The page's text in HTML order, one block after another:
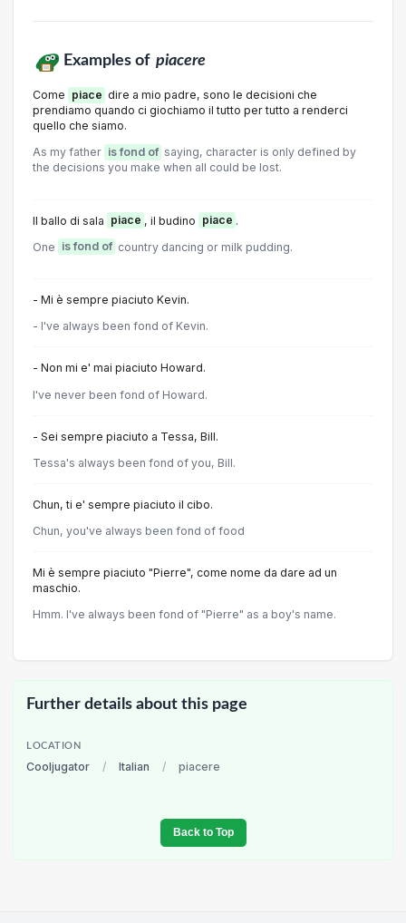
Examples of piacere
Come piace dire a mio padre, sono le decisioni che
prendiamo quando ci giochiamo il tutto per tutto a renderci
quello che siamo.
As my father is fond of saying, character is only defined by
the decisions you make when all could be lost.
Il ballo di sala piace , il budino piace .
One is fond of country dancing or milk pudding.
- Mi è sempre piaciuto Kevin.
- I've always been fond of Kevin.
- Non mi e' mai piaciuto Howard.
I've never been fond of Howard.
- Sei sempre piaciuto a Tessa, Bill.
Tessa's always been fond of you, Bill.
Chun, ti e' sempre piaciuto il cibo.
Chun, you've always been fond of food
Mi è sempre piaciuto "Pierre", come nome da dare ad un
maschio.
Hmm. I've always been fond of "Pierre" as a boy's name.
Further details about this page
LOCATION
Cooljugator / Italian / piacere
Back to Top